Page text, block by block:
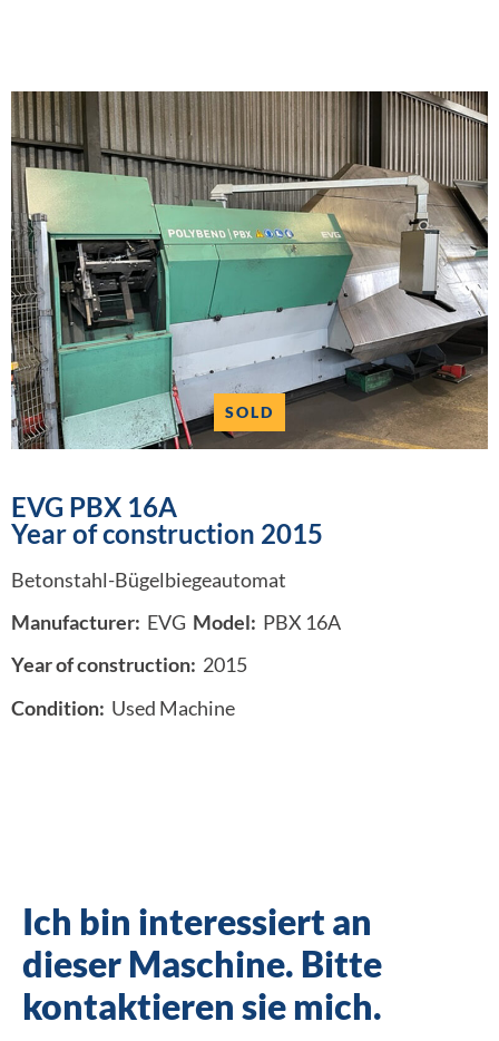
SOLD
EVG PBX 16A
Year of construction 2015
Betonstahl-Bügelbiegeautomat
Manufacturer: EVG Model: PBX 16A
Year of construction: 2015
Condition: Used Machine
Ich bin interessiert an
dieser Maschine. Bitte
kontaktieren sie mich.